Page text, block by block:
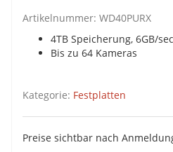
Artikelnummer: WD40PURX
4TB Speicherung, 6GB/
Bis zu 64 Kameras
Kategorie: Festplatten
Preise sichtbar nach